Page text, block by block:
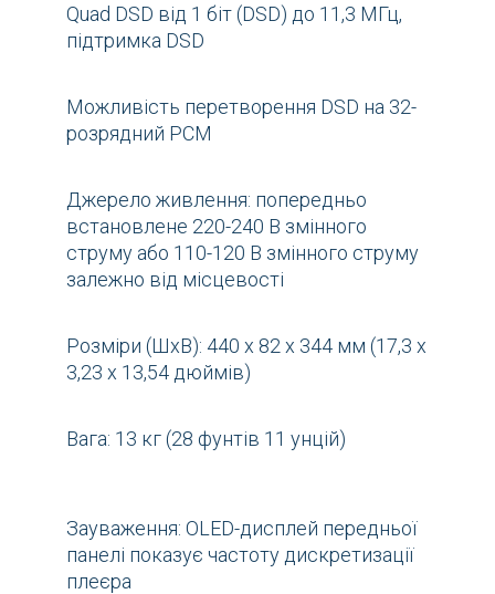
Quad DSD від 1 біт (DSD) до 11,3 МГц,
підтримка DSD
Можливість перетворення DSD на 32-
розрядний PCM
Джерело живлення: попередньо
встановлене 220-240 В змінного
струму або 110-120 В змінного струму
залежно від місцевості
Розміри (ШхВ): 440 x 82 x 344 мм (17,3 x
3,23 x 13,54 дюймів)
Вага: 13 кг (28 фунтів 11 унцій)
Зауваження: OLED-дисплей передньої
панелі показує частоту дискретизації
плеєра